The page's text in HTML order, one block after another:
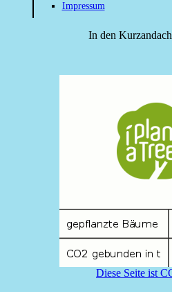
Impressum
In den
Diese Seite ist